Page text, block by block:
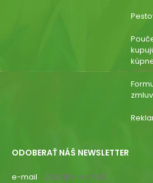
ODOBERAŤ NÁŠ NEWSLETTER
e-mail